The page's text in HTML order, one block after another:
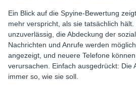
Ein Blick auf die Spyine-Bewertung
mehr verspricht, als sie tatsächlich
unzuverlässig, die Abdeckung der
Nachrichten und Anrufe werden
angezeigt, und neuere Telefone
verursachen. Einfach ausgedrückt: Die
immer so, wie sie soll.